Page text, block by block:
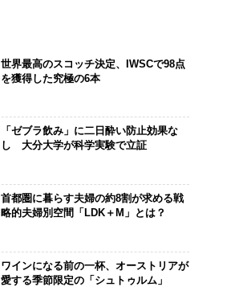
世界最高のスコッチ決定、IWSCで98点
を獲得した究極の6本
「ゼブラ飲み」に二日酔い防止効果な
し 大分大学が科学実験で立証
首都圏に暮らす夫婦の約8割が求める戦
略的夫婦別空間「LDK＋M」とは？
ワインになる前の一杯、オーストリアが
愛する季節限定の「シュトゥルム」